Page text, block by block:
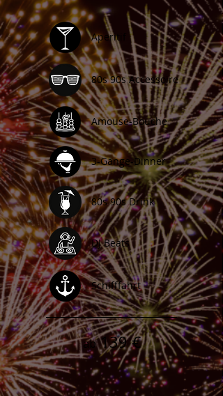
Aperitif
80s 90s Accessoire
Amouse-Bouche
3-Gänge-Dinner
80s 90s Drink
DJ Beats
Schifffahrt
ab139 €